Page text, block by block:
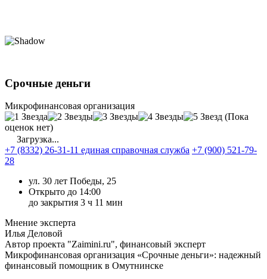
Срочные деньги
Микрофинансовая организация
(Пока
оценок нет)
Загрузка...
+7 (8332) 26-31-11 единая справочная служба +7 (900) 521-79-
28
ул. 30 лет Победы, 25
Открыто до 14:00
до закрытия 3 ч 11 мин
Мнение эксперта
Илья Деловой
Автор проекта "Zaimini.ru", финансовый эксперт
Микрофинансовая организация «Срочные деньги»: надежный
финансовый помощник в Омутнинске